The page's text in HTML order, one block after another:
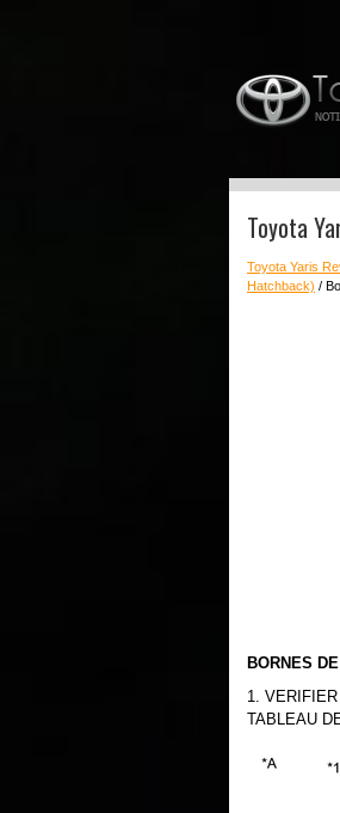
Toyota
Toyota Yaris
Hatchback) /
BORNES
1.
TABLEAU